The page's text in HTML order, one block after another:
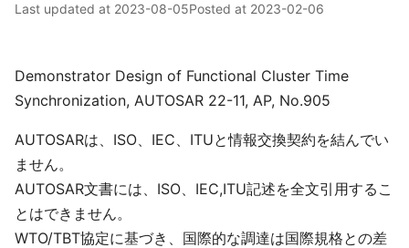
Last updated at 2023-08-05Posted at 2023-02-06
Demonstrator Design of Functional Cluster Time
Synchronization, AUTOSAR 22-11, AP, No.905
AUTOSARは、ISO、IEC、ITUと情報交換契約を結んでい
ません。
AUTOSAR文書には、ISO、IEC,ITU記述を全文引用するこ
とはできません。
WTO/TBT協定に基づき、国際的な調達は国際規格との差